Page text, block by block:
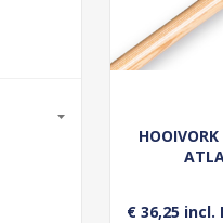
€ 36,25 incl.